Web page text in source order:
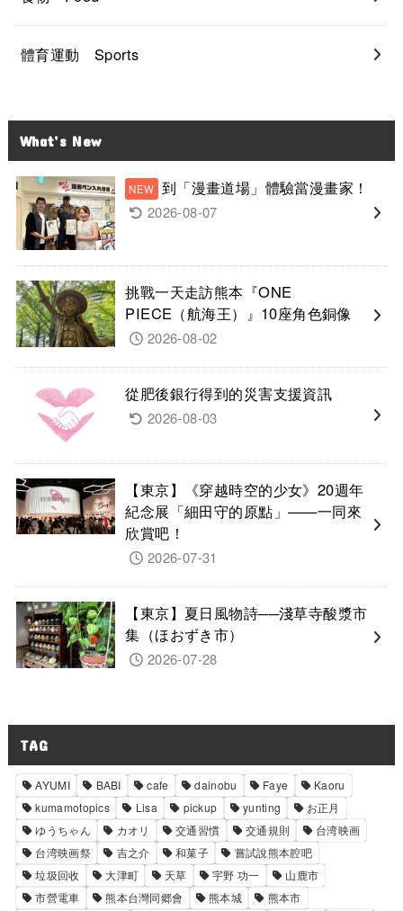
體育運動 Sports
What’s New
到「漫畫道場」體驗當漫畫家！
2026-08-07
挑戰一天走訪熊本『ONE
PIECE（航海王）』10座角色銅像
2026-08-02
從肥後銀行得到的災害支援資訊
2026-08-03
【東京】《穿越時空的少女》20週年
紀念展「細田守的原點」——一同來
欣賞吧！
2026-07-31
【東京】夏日風物詩──淺草寺酸漿市
集（ほおずき市）
2026-07-28
TAG
AYUMI BABI cafe dainobu Faye
Kaoru
kumamotopics
Lisa pickup yunting
お正月
ゆうちゃん
カオリ 交通習慣 交通規則
台湾映画
台湾映画祭
吉之介 和菓子
嘗試說熊本腔吧
垃圾回收
大津町 天草 宇野 功一
山鹿市
市營電車
熊本台灣同郷會 熊本城
熊本市